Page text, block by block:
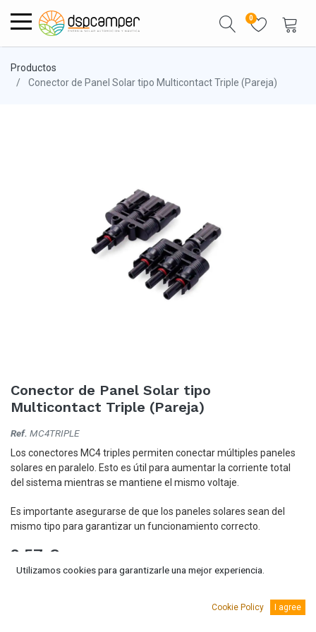
0
Productos
Conector de Panel Solar tipo Multicontact Triple (Pareja)
Conector de Panel Solar tipo
Multicontact Triple (Pareja)
Ref. MC4TRIPLE
Los conectores MC4 triples permiten conectar múltiples paneles
solares en paralelo. Esto es útil para aumentar la corriente total
del sistema mientras se mantiene el mismo voltaje.
Es importante asegurarse de que los paneles solares sean del
mismo tipo para garantizar un funcionamiento correcto.
9,57 €
Utilizamos cookies para garantizarle una mejor experiencia.
Cookie Policy I agree